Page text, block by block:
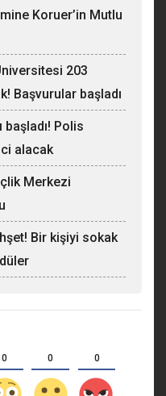
Koruer’in Mutlu
203
Başvurular başladı
başladı! Polis
alacak
Merkezi
Bir kişiyi sokak
0 0 0